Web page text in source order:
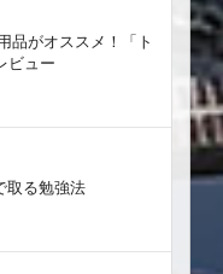
品がオススメ！「ト
ビュー
取る勉強法